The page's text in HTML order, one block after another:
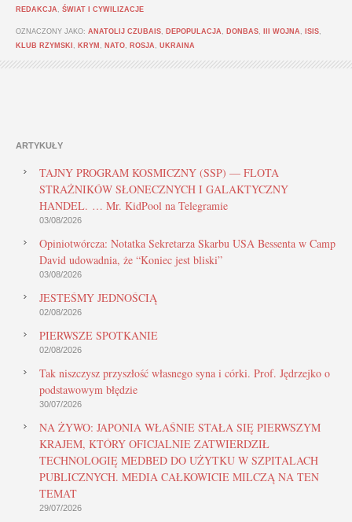
REDAKCJA
ŚWIAT I CYWILIZACJE
OZNACZONY JAKO: ANATOLIJ CZUBAIS DEPOPULACJA DONBAS III WOJNA ISIS
KLUB RZYMSKI
KRYM NATO ROSJA UKRAINA
ARTYKUŁY
TAJNY PROGRAM KOSMICZNY (SSP) — FLOTA
STRAŻNIKÓW SŁONECZNYCH I GALAKTYCZNY
HANDEL. … Mr. KidPool na Telegramie
03/08/2026
Opiniotwórcza: Notatka Sekretarza Skarbu USA Bessenta w Camp
David udowadnia, że “Koniec jest bliski”
03/08/2026
JESTEŚMY JEDNOŚCIĄ
02/08/2026
PIERWSZE SPOTKANIE
02/08/2026
Tak niszczysz przyszłość własnego syna i córki. Prof. Jędrzejko o
podstawowym błędzie
30/07/2026
NA ŻYWO: JAPONIA WŁAŚNIE STAŁA SIĘ PIERWSZYM
KRAJEM, KTÓRY OFICJALNIE ZATWIERDZIŁ
TECHNOLOGIĘ MEDBED DO UŻYTKU W SZPITALACH
PUBLICZNYCH. MEDIA CAŁKOWICIE MILCZĄ NA TEN
TEMAT
29/07/2026